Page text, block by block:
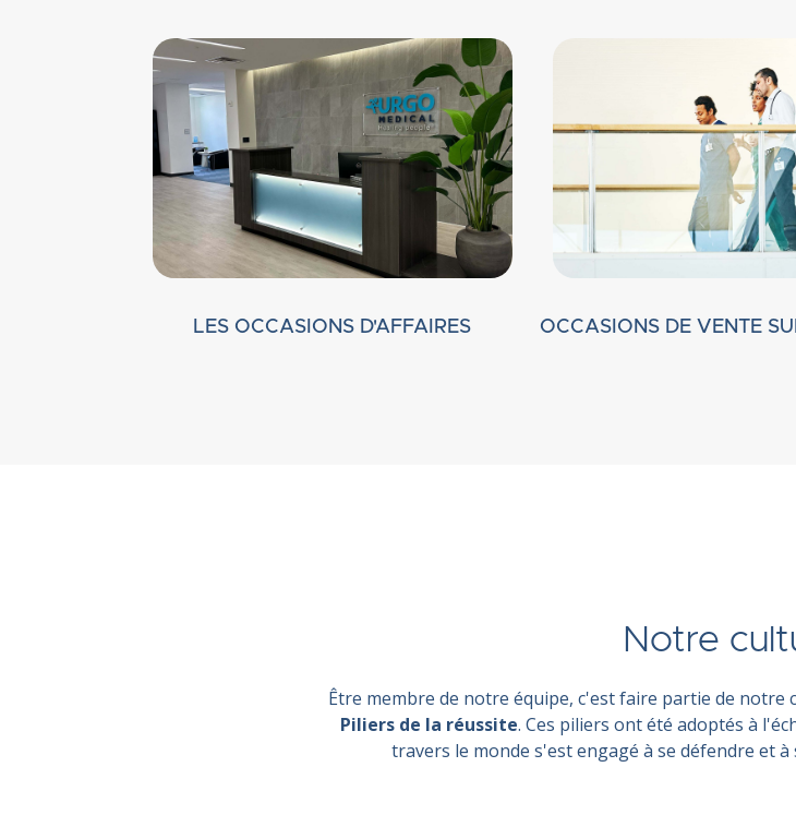
LES OCCASIONS D'AFFAIRES OCCASIONS DE VENTE
Notre
Être membre de notre équipe, c'est faire partie de notre
Piliers de la réussite. Ces piliers ont été adoptés à
travers le monde s'est engagé à se défendre et à